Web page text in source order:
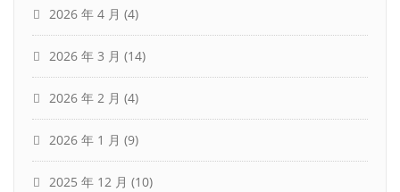
2026 年 4 月 (4)
2026 年 3 月 (14)
2026 年 2 月 (4)
2026 年 1 月 (9)
2025 年 12 月 (10)